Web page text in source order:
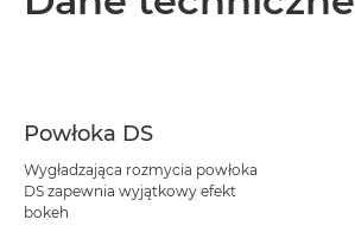
Powłoka DS
Wygładzająca rozmycia powłoka
DS zapewnia wyjątkowy efekt
bokeh